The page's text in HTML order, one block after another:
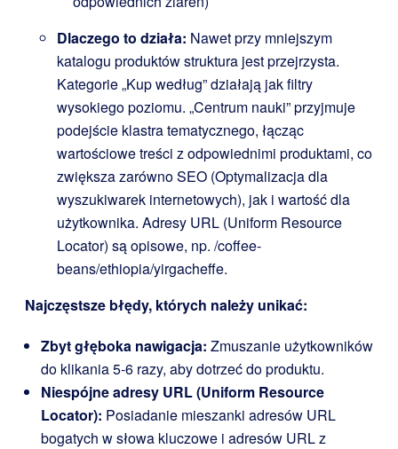
Dlaczego to działa: Nawet przy mniejszym
katalogu produktów struktura jest przejrzysta.
Kategorie „Kup według” działają jak filtry
wysokiego poziomu. „Centrum nauki” przyjmuje
podejście klastra tematycznego, łącząc
wartościowe treści z odpowiednimi produktami, co
zwiększa zarówno SEO (Optymalizacja dla
wyszukiwarek internetowych), jak i wartość dla
użytkownika. Adresy URL (Uniform Resource
Locator) są opisowe, np. /coffee-
beans/ethiopia/yirgacheffe.
Najczęstsze błędy, których należy unikać:
Zbyt głęboka nawigacja: Zmuszanie użytkowników
do klikania 5-6 razy, aby dotrzeć do produktu.
Niespójne adresy URL (Uniform Resource
Locator): Posiadanie mieszanki adresów URL
bogatych w słowa kluczowe i adresów URL z